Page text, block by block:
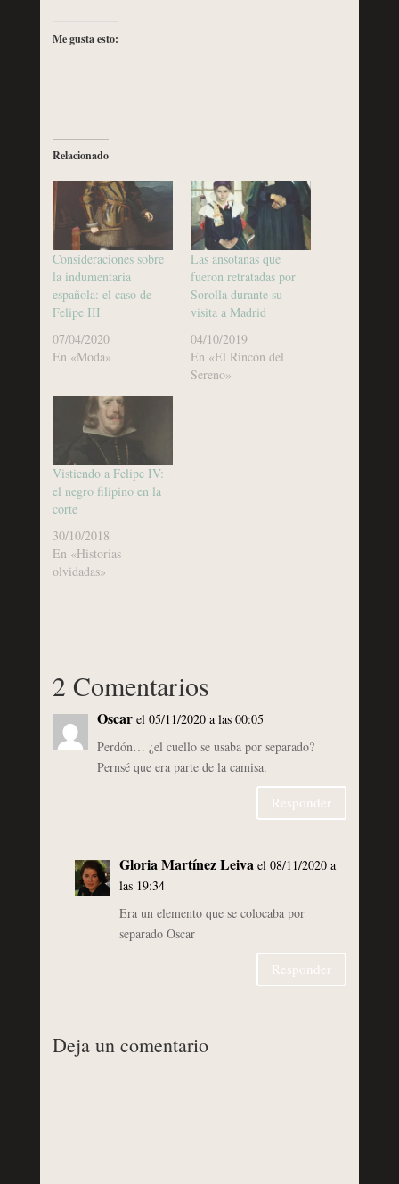
Me gusta esto:
Relacionado
Consideraciones sobre
la indumentaria
española: el caso de
Felipe III
07/04/2020
En «Moda»
Las ansotanas que
fueron retratadas por
Sorolla durante su
visita a Madrid
04/10/2019
En «El Rincón del
Sereno»
Vistiendo a Felipe IV:
el negro filipino en la
corte
30/10/2018
En «Historias
olvidadas»
2 Comentarios
Oscar el 05/11/2020 a las 00:05
Perdón… ¿el cuello se usaba por separado?
Pernsé que era parte de la camisa.
Responder
Gloria Martínez Leiva el 08/11/2020 a
las 19:34
Era un elemento que se colocaba por
separado Oscar
Responder
Deja un comentario